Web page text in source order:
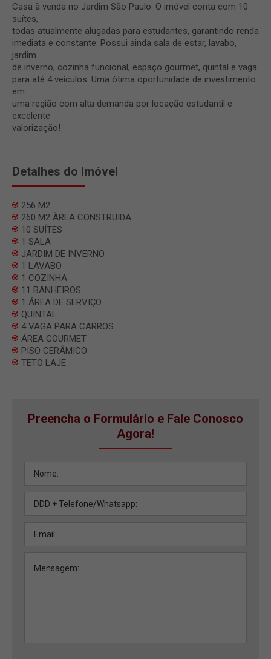
Casa à venda no Jardim São Paulo. O imóvel conta com 10
suítes,
todas atualmente alugadas para estudantes, garantindo renda
imediata e constante. Possui ainda sala de estar, lavabo,
jardim
de inverno, cozinha funcional, espaço gourmet, quintal e vaga
para até 4 veículos. Uma ótima oportunidade de investimento
em
uma região com alta demanda por locação estudantil e
excelente
valorização!
Detalhes do Imóvel
256 M2
260 M2 ÀREA CONSTRUIDA
10 SUÍTES
1 SALA
JARDIM DE INVERNO
1 LAVABO
1 COZINHA
11 BANHEIROS
1 ÁREA DE SERVIÇO
QUINTAL
4 VAGA PARA CARROS
ÁREA GOURMET
PISO CERÂMICO
TETO LAJE
Preencha o Formulário e Fale Conosco
Agora!